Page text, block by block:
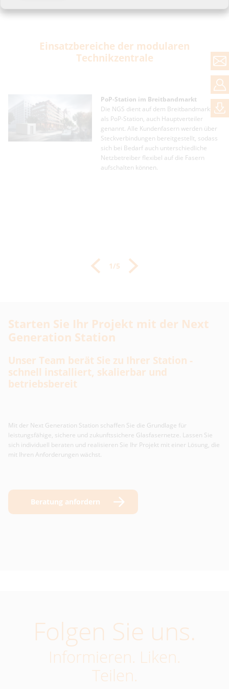
Einsatzbereiche der modularen
Technikzentrale
PoP-Station im Breitbandmarkt
Die NGS dient auf dem Breitbandmarkt
als PoP-Station, auch Hauptverteiler
genannt. Alle Kundenfasern werden über
Steckverbindungen bereitgestellt, sodass
sich bei Bedarf auch unterschiedliche
Netzbetreiber flexibel auf die Fasern
aufschalten können.
1/5
Starten Sie Ihr Projekt mit der Next
Generation Station
Unser Team berät Sie zu Ihrer Station -
schnell installiert, skalierbar und
betriebsbereit
Mit der Next Generation Station schaffen Sie die Grundlage für
leistungsfähige, sichere und zukunftssichere Glasfasernetze. Lassen Sie
sich individuell beraten und realisieren Sie Ihr Projekt mit einer Lösung, die
mit Ihren Anforderungen wächst.
Beratung anfordern
Folgen Sie uns.
Informieren. Liken.
Teilen.